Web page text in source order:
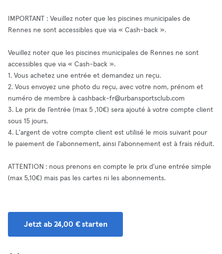
IMPORTANT : Veuillez noter que les piscines municipales de
Rennes ne sont accessibles que via « Cash-back ».
Veuillez noter que les piscines municipales de Rennes ne sont
accessibles que via « Cash-back ».
1. Vous achetez une entrée et demandez un reçu.
2. Vous envoyez une photo du reçu, avec votre nom, prénom et
numéro de membre à cashback-fr@urbansportsclub.com
3. Le prix de l’entrée (max 5 ,10€) sera ajouté à votre compte client
sous 15 jours.
4. L'argent de votre compte client est utilisé le mois suivant pour
le paiement de l'abonnement, ainsi l'abonnement est à frais réduit.
ATTENTION : nous prenons en compte le prix d'une entrée simple
(max 5,10€) mais pas les cartes ni les abonnements.
Jetzt ab 24,00 € starten